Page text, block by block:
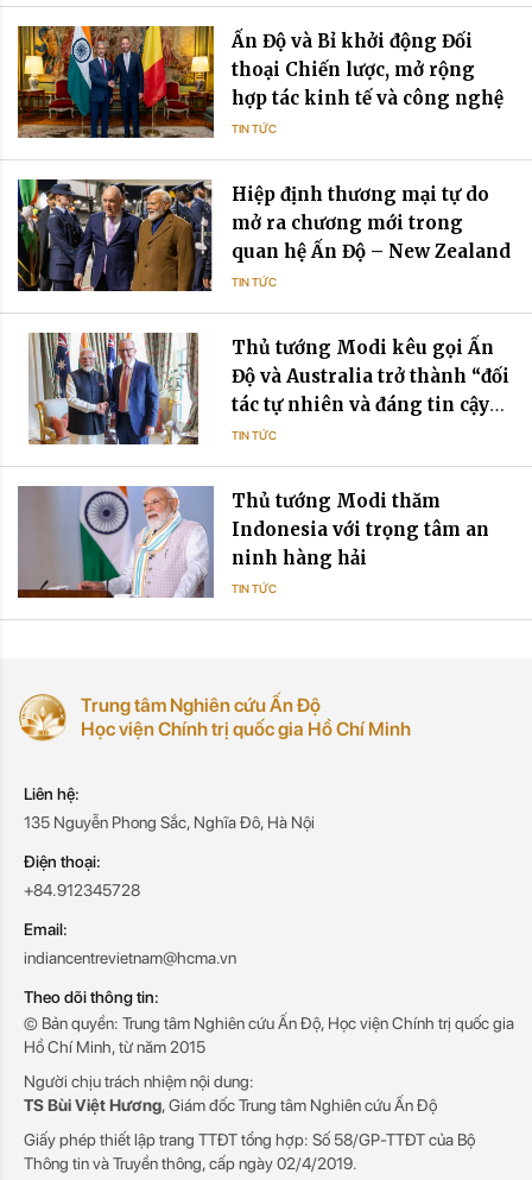
Ấn Độ và Bỉ khởi động Đối
thoại Chiến lược, mở rộng
hợp tác kinh tế và công nghệ
TIN TỨC
Hiệp định thương mại tự do
mở ra chương mới trong
quan hệ Ấn Độ – New Zealand
TIN TỨC
Thủ tướng Modi kêu gọi Ấn
Độ và Australia trở thành “đối
tác tự nhiên và đáng tin cậy”
trong bối cảnh bất ổn toàn cầu
TIN TỨC
Thủ tướng Modi thăm
Indonesia với trọng tâm an
ninh hàng hải
TIN TỨC
Trung tâm Nghiên cứu Ấn Độ
Học viện Chính trị quốc gia Hồ Chí Minh
Liên hệ:
135 Nguyễn Phong Sắc, Nghĩa Đô, Hà Nội
Điện thoại:
+84.912345728
Email:
indiancentrevietnam@hcma.vn
Theo dõi thông tin:
© Bản quyền: Trung tâm Nghiên cứu Ấn Độ, Học viện Chính trị quốc gia
Hồ Chí Minh, từ năm 2015
Người chịu trách nhiệm nội dung:
TS Bùi Việt Hương, Giám đốc Trung tâm Nghiên cứu Ấn Độ
Giấy phép thiết lập trang TTĐT tổng hợp: Số 58/GP-TTĐT của Bộ
Thông tin và Truyền thông, cấp ngày 02/4/2019.